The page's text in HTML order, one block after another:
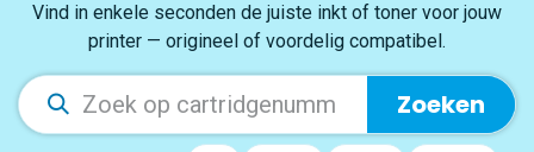
Vind in enkele seconden de juiste inkt of toner voor jouw
printer — origineel of voordelig compatibel.
Zoeken